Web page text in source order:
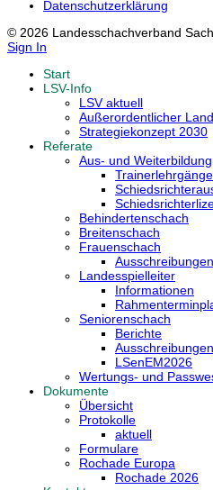
Datenschutzerklärung
© 2026 Landesschachverband
Sign In
Start
LSV-Info
LSV aktuell
Außerordentlicher
Strategiekonzept 2030
Referate
Aus- und Weiterbildung
Trainerlehrgänge
Behindertenschach
Breitenschach
Frauenschach
Ausschreibungen
Landesspielleiter
Informationen
Seniorenschach
Berichte
Ausschreibungen
LSenEM2026
Wertungs- und
Dokumente
Übersicht
Protokolle
aktuell
Formulare
Rochade Europa
Rochade 2026